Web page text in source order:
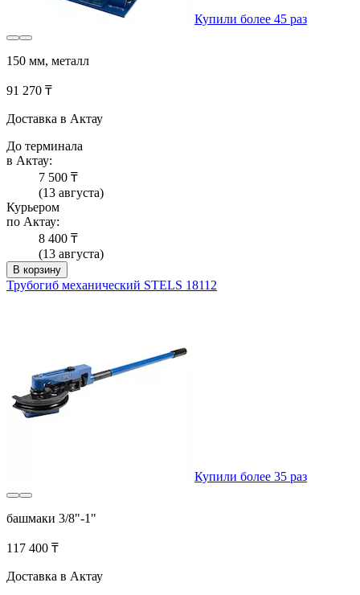
Купили более 45 раз
150 мм, металл
91 270 ₸
Доставка в Актау
До терминала
в Актау:
7 500 ₸
(13 августа)
Курьером
по Актау:
8 400 ₸
(13 августа)
В корзину
Трубогиб механический STELS 18112
Купили более 35 раз
башмаки 3/8"-1"
117 400 ₸
Доставка в Актау